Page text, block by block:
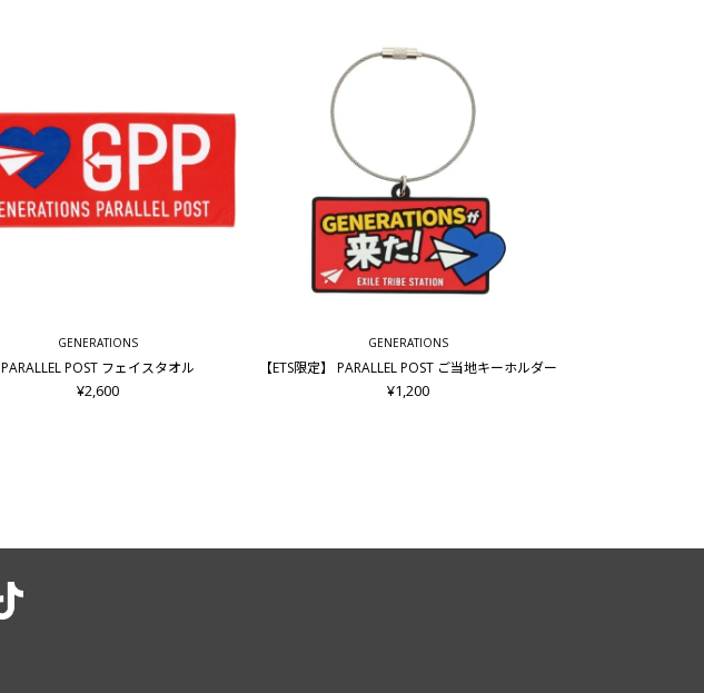
GENERATIONS
PARALLEL POST フェイスタオル
¥2,600
GENERATIONS
【ETS限定】 PARALLEL POST ご当地キーホルダー
¥1,200